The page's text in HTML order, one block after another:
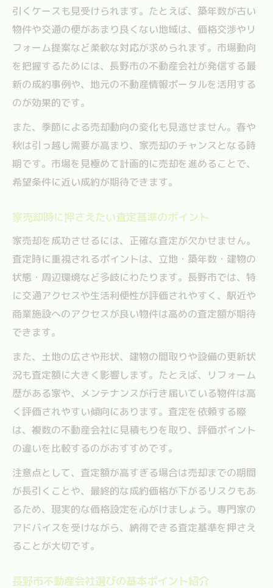
家売却に強い相談先の特徴とポイント紹介
初めての家売却をサポートする相談方法
引くケースも見受けられます。たとえば、築年数が古い
物件や交通の便があまり良くない地域は、価格交渉やリ
フォーム提案など柔軟な対応が求められます。市場動向
を把握するためには、長野市の不動産会社が発信する最
新の成約事例や、地元の不動産情報ポータルを活用する
のが効果的です。
また、季節による売却動向の変化も見逃せません。春や
秋は引っ越し需要が高まり、家売却のチャンスとなる時
期です。市場を見極めて計画的に売却を進めることで、
希望条件に近い成約が期待できます。
家売却時に押さえたい査定基準のポイント
家売却を成功させるには、正確な査定が欠かせません。
査定時に重視されるポイントは、立地・築年数・建物の
状態・周辺環境など多岐にわたります。長野市では、特
に交通アクセスや生活利便性が評価されやすく、駅近や
商業施設へのアクセスが良い物件は高めの査定額が期待
できます。
また、土地の広さや形状、建物の間取りや設備の更新状
況も査定額に大きく影響します。たとえば、リフォーム
歴がある家や、メンテナンスが行き届いている物件は高
く評価されやすい傾向にあります。査定を依頼する際
は、複数の不動産会社に見積もりを取り、評価ポイント
の違いを比較するのがおすすめです。
注意点として、査定額が高すぎる場合は売却までの期間
が長引くことや、最終的な成約価格が下がるリスクもあ
るため、現実的な価格設定を心がけましょう。専門家の
アドバイスを受けながら、納得できる査定基準を押さえ
ることが大切です。
長野市不動産会社選びの基本ポイント紹介